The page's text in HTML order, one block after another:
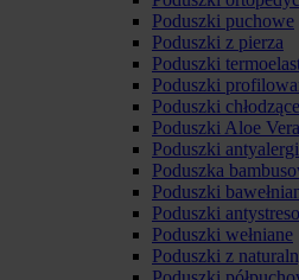
Poduszki puchowe
Poduszki z pierza
Poduszki
Poduszki
Poduszki chłodzące
Poduszki Aloe Vera
Poduszki
Poduszka
Poduszki
Poduszki
Poduszki wełniane
Poduszki z